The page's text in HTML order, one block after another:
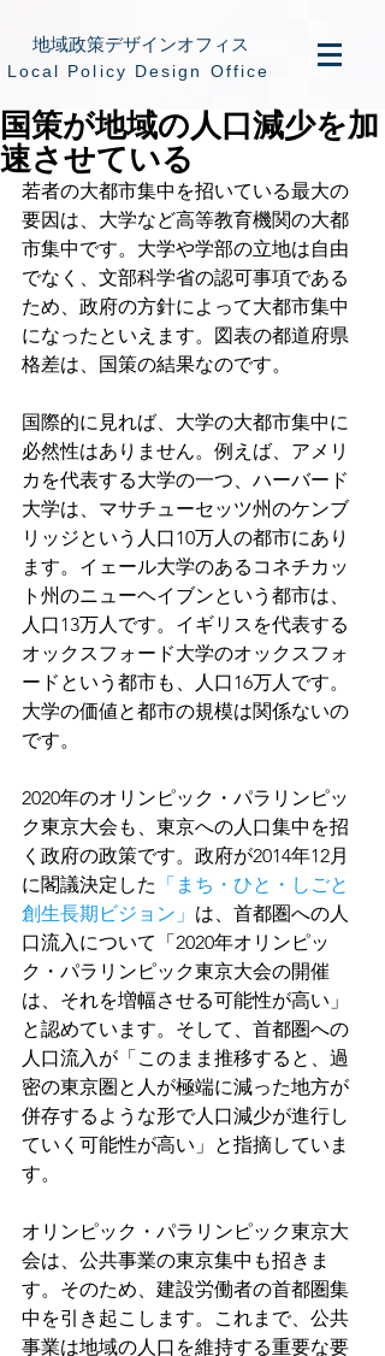
地域政策デザインオフィス
​Local Policy Design Office
国策が地域の人口減少を加
速させている
若者の大都市集中を招いている最大の
要因は、大学など高等教育機関の大都
市集中です。大学や学部の立地は自由
でなく、文部科学省の認可事項である
ため、政府の方針によって大都市集中
になったといえます。図表の都道府県
格差は、国策の結果なのです。
国際的に見れば、大学の大都市集中に
必然性はありません。例えば、アメリ
カを代表する大学の一つ、ハーバード
大学は、マサチューセッツ州のケンブ
リッジという人口10万人の都市にあり
ます。イェール大学のあるコネチカッ
ト州のニューヘイブンという都市は、
人口13万人です。イギリスを代表する
オックスフォード大学のオックスフォ
ードという都市も、人口16万人です。
大学の価値と都市の規模は関係ないの
です。
2020年のオリンピック・パラリンピッ
ク東京大会も、東京への人口集中を招
く政府の政策です。政府が2014年12月
に閣議決定した 「まち・ひと・しごと
創生長期ビジョン」 は、首都圏への人
口流入について「2020年オリンピッ
ク・パラリンピック東京大会の開催
は、それを増幅させる可能性が高い」
と認めています。そして、首都圏への
人口流入が「このまま推移すると、過
密の東京圏と人が極端に減った地方が
併存するような形で人口減少が進行し
ていく可能性が高い」と指摘していま
す。
オリンピック・パラリンピック東京大
会は、公共事業の東京集中も招きま
す。そのため、建設労働者の首都圏集
中を引き起こします。これまで、公共
事業は地域の人口を維持する重要な要